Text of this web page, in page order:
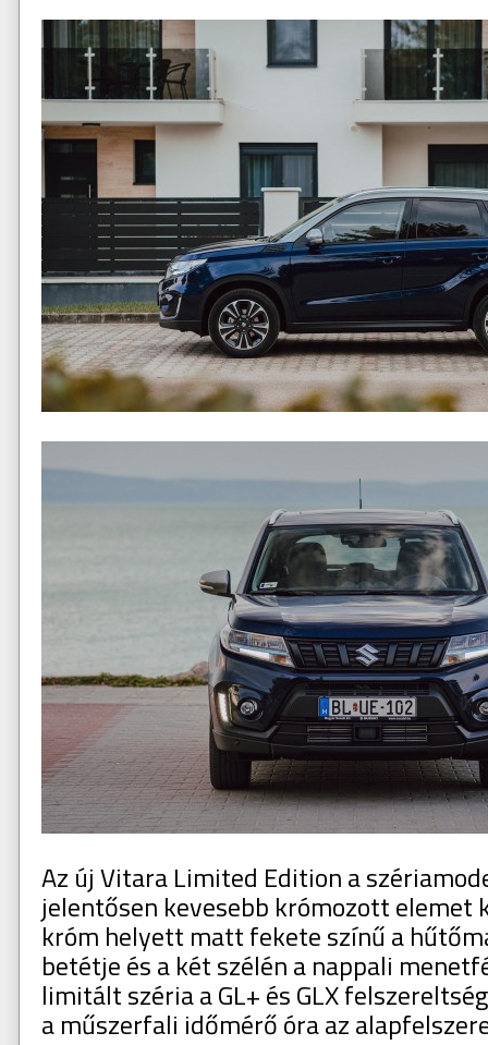
Az új Vitara Limited Edition a
jelentősen kevesebb krómozott elemet
króm helyett matt fekete színű a
betétje és a két szélén a nappali
limitált széria a GL+ és GLX
a műszerfali időmérő óra az